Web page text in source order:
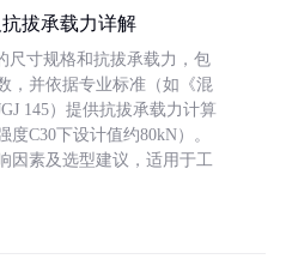
拔承载力详解
尺寸规格和抗拔承载力，包
，并依据专业标准（如《混
145）提供抗拔承载力计算
C30下设计值约80kN）。
因素及选型建议，适用于工